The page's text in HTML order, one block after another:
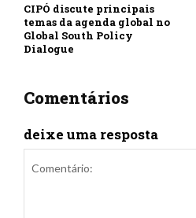
CIPÓ discute principais
temas da agenda global no
Global South Policy
Dialogue
Comentários
deixe uma resposta